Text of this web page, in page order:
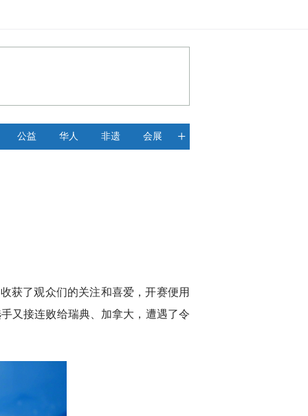
公益 华人 非遗 会展 +
获了观众们的关注和喜爱，开赛便用
又接连败给瑞典、加拿大，遭遇了令